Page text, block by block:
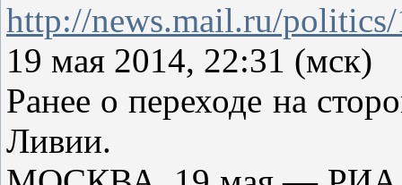
http://news.mail.ru/
19 мая 2014, 22:31 (мск)
Ранее о переходе на
Ливии.